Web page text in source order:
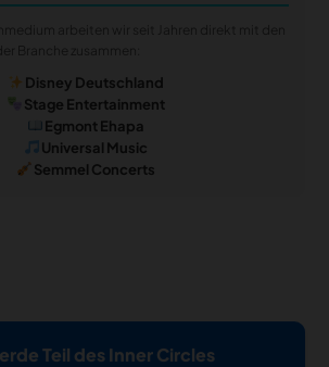
Disney Deutschland
Stage Entertainment
Egmont Ehapa
Universal Music
Semmel Concerts
Teil des Inner Circles